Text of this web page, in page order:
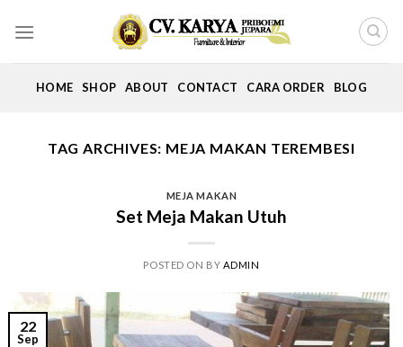
HOME SHOP ABOUT CONTACT CARA ORDER BLOG
TAG ARCHIVES: MEJA MAKAN TEREMBESI
MEJA MAKAN
Set Meja Makan Utuh
POSTED ON BY ADMIN
22
Sep